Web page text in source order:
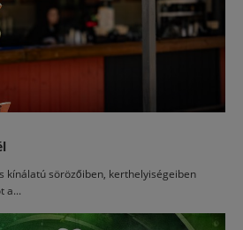
kínálatú sörözőiben, kerthelyiségeiben
a...